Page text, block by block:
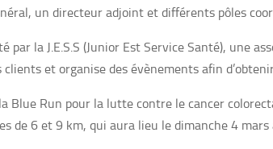
un directeur adjoint et différents pôles
la J.E.S.S (Junior Est Service Santé), une
et organise des évènements afin
Blue Run pour la lutte contre le cancer
de 6 et 9 km, qui aura lieu le dimanche 4 mars